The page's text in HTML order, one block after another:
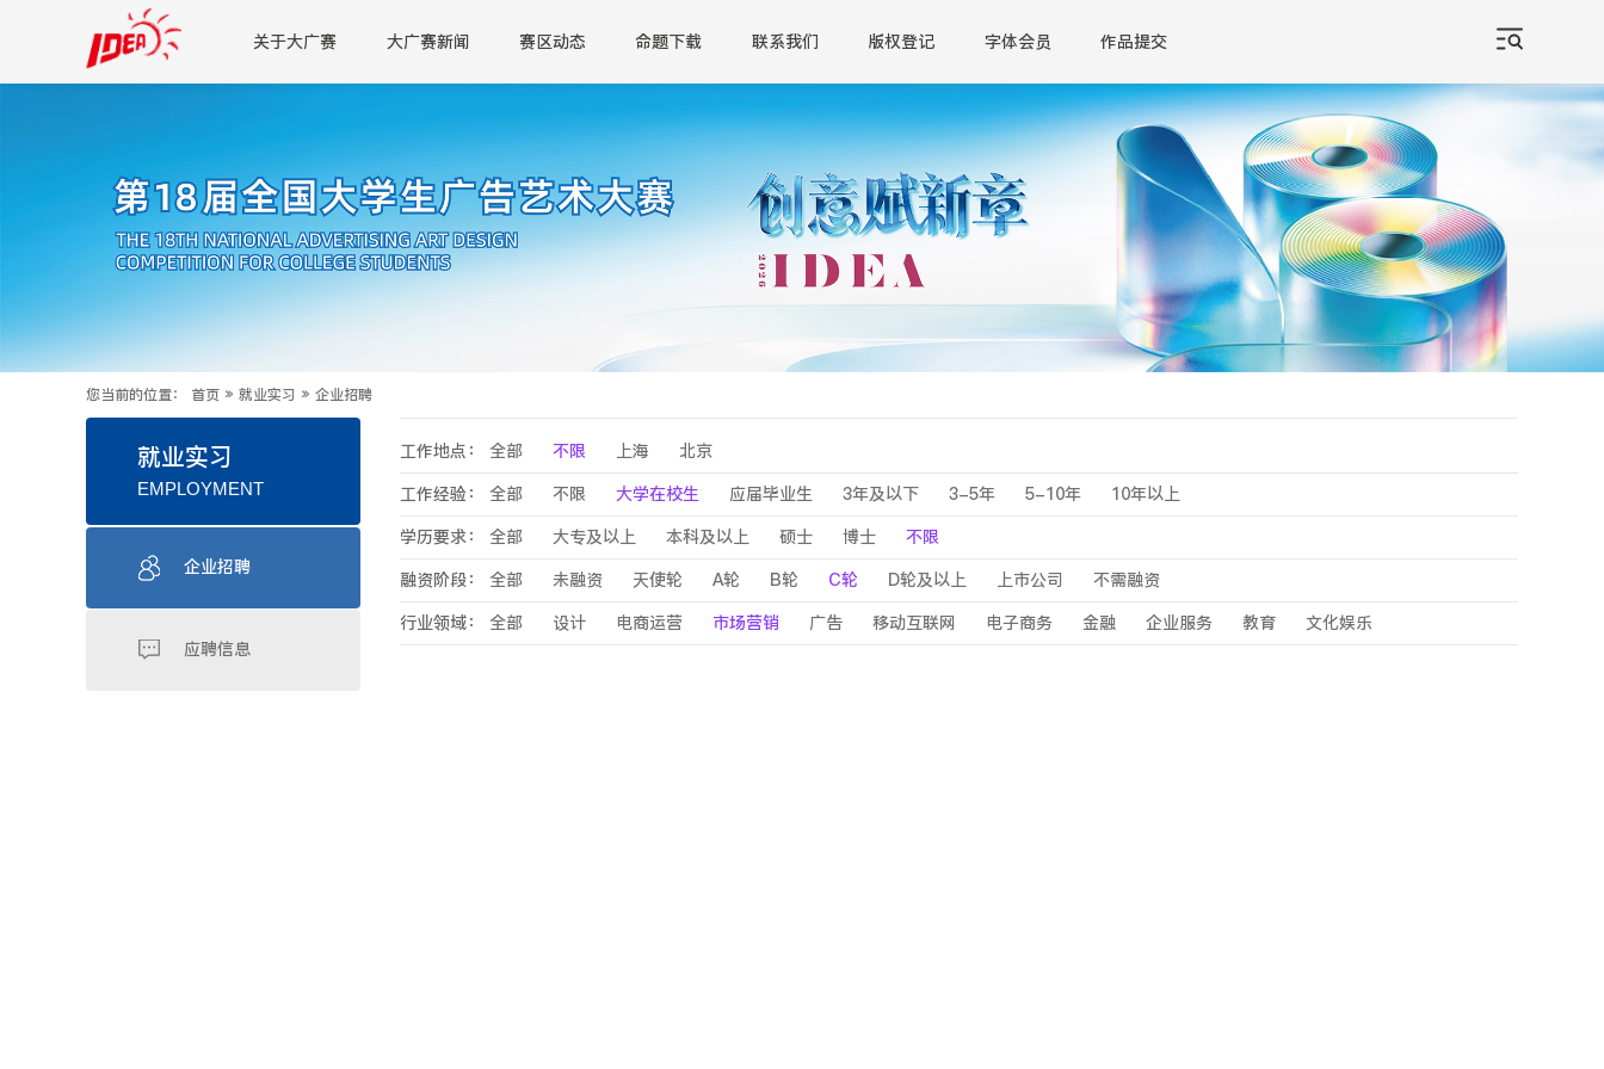
关于大广赛 大广赛新闻 赛区动态 命题下载 联系我们 版权登记 字体会员 作品提交
您当前的位置： 首页 » 就业实习 » 企业招聘
就业实习
EMPLOYMENT
企业招聘
应聘信息
工作地点： 全部 不限 上海 北京
工作经验： 全部 不限 大学在校生 应届毕业生 3年及以下 3-5年 5-10年 10年以上
学历要求： 全部 大专及以上 本科及以上 硕士 博士 不限
融资阶段： 全部 未融资 天使轮 A轮 B轮 C轮 D轮及以上 上市公司 不需融资
行业领域： 全部 设计 电商运营 市场营销 广告 移动互联网 电子商务 金融 企业服务 教育 文化娱乐